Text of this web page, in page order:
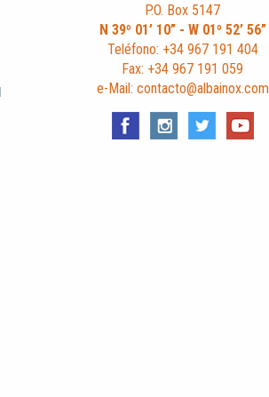
P.O. Box 5147
N 39º 01’ 10” - W 01º 52’ 56”
Teléfono: +34 967 191 404
Fax: +34 967 191 059
e-Mail: contacto@albainox.com